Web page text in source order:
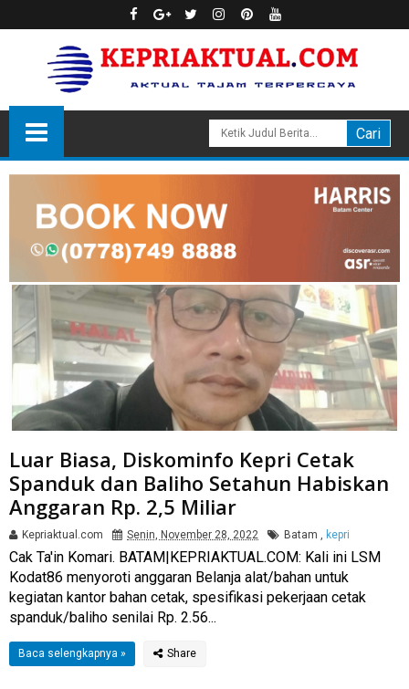
Luar Biasa, Diskominfo Kepri Cetak
Spanduk dan Baliho Setahun Habiskan
Anggaran Rp. 2,5 Miliar
Kepriaktual.com Senin, November 28, 2022 Batam kepri
Cak Ta'in Komari. BATAM|KEPRIAKTUAL.COM: Kali ini LSM
Kodat86 menyoroti anggaran Belanja alat/bahan untuk
kegiatan kantor bahan cetak, spesifikasi pekerjaan cetak
spanduk/baliho senilai Rp. 2.56...
Baca selengkapnya »